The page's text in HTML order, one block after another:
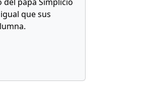
que sus